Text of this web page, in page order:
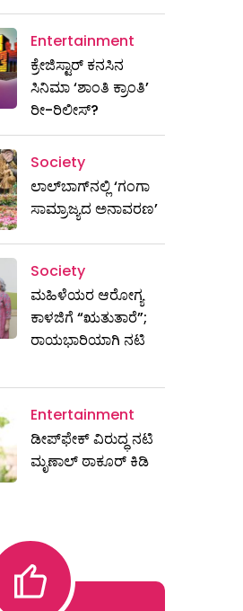
Entertainment
ಕ್ರೇಜಿಸ್ಟಾರ್ ಕನಸಿನ
ಸಿನಿಮಾ ‘ಶಾಂತಿ ಕ್ರಾಂತಿ’
ರೀ-ರಿಲೀಸ್?
Society
ಲಾಲ್‌ಬಾಗ್‌ನಲ್ಲಿ ‘ಗಂಗಾ
ಸಾಮ್ರಾಜ್ಯದ ಅನಾವರಣ’
Society
ಮಹಿಳೆಯರ ಆರೋಗ್ಯ
ಕಾಳಜಿಗೆ “ಋತುತಾರೆ”;
ರಾಯಭಾರಿಯಾಗಿ ನಟಿ
Entertainment
ಡೀಪ್‌ಫೇಕ್ ವಿರುದ್ಧ ನಟಿ
ಮೃಣಾಲ್ ಠಾಕೂರ್ ಕಿಡಿ